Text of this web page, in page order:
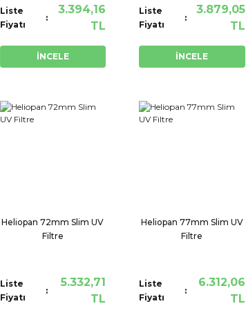
Liste
Fiyatı
3.394,16
TL
İNCELE
Liste
Fiyatı
3.879,05
TL
İNCELE
Heliopan 72mm Slim UV
Filtre
Liste
Fiyatı
5.332,71
TL
Heliopan 77mm Slim UV
Filtre
Liste
Fiyatı
6.312,06
TL